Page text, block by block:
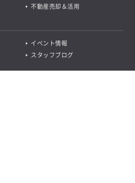
不動産売却＆活用
イベント情報
スタッフブログ